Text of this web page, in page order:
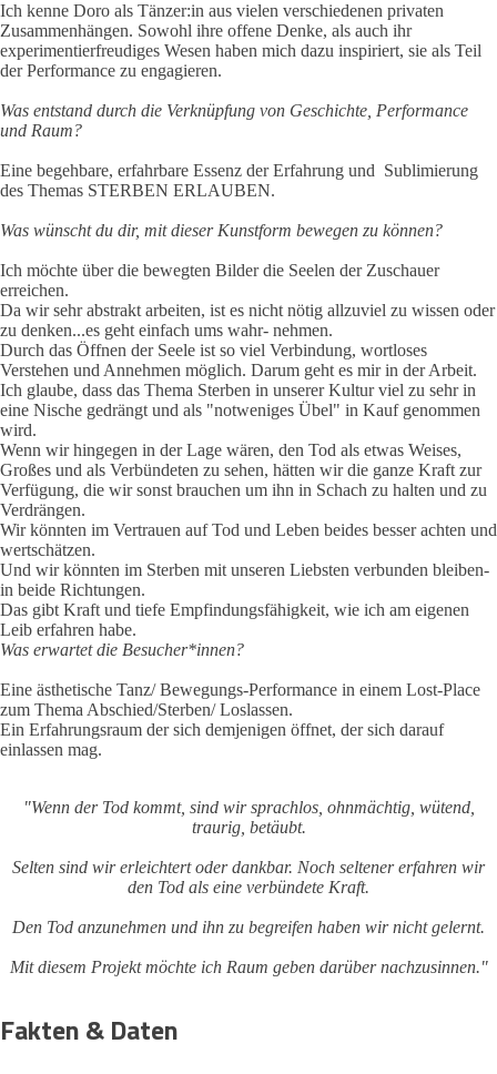
Ich kenne Doro als Tänzer:in aus vielen verschiedenen privaten
Zusammenhängen. Sowohl ihre offene Denke, als auch ihr
experimentierfreudiges Wesen haben mich dazu inspiriert, sie als Teil
der Performance zu engagieren.
Was entstand durch die Verknüpfung von Geschichte, Performance
und Raum?
Eine begehbare, erfahrbare Essenz der Erfahrung und Sublimierung
des Themas STERBEN ERLAUBEN.
Was wünscht du dir, mit dieser Kunstform bewegen zu können?
Ich möchte über die bewegten Bilder die Seelen der Zuschauer
erreichen.
Da wir sehr abstrakt arbeiten, ist es nicht nötig allzuviel zu wissen oder
zu denken...es geht einfach ums wahr- nehmen.
Durch das Öffnen der Seele ist so viel Verbindung, wortloses
Verstehen und Annehmen möglich. Darum geht es mir in der Arbeit.
Ich glaube, dass das Thema Sterben in unserer Kultur viel zu sehr in
eine Nische gedrängt und als "notweniges Übel" in Kauf genommen
wird.
Wenn wir hingegen in der Lage wären, den Tod als etwas Weises,
Großes und als Verbündeten zu sehen, hätten wir die ganze Kraft zur
Verfügung, die wir sonst brauchen um ihn in Schach zu halten und zu
Verdrängen.
Wir könnten im Vertrauen auf Tod und Leben beides besser achten und
wertschätzen.
Und wir könnten im Sterben mit unseren Liebsten verbunden bleiben-
in beide Richtungen.
Das gibt Kraft und tiefe Empfindungsfähigkeit, wie ich am eigenen
Leib erfahren habe.
Was erwartet die Besucher*innen?
Eine ästhetische Tanz/ Bewegungs-Performance in einem Lost-Place
zum Thema Abschied/Sterben/ Loslassen.
Ein Erfahrungsraum der sich demjenigen öffnet, der sich darauf
einlassen mag.
"Wenn der Tod kommt, sind wir sprachlos, ohnmächtig, wütend,
traurig, betäubt.
Selten sind wir erleichtert oder dankbar. Noch seltener erfahren wir
den Tod als eine verbündete Kraft.
Den Tod anzunehmen und ihn zu begreifen haben wir nicht gelernt.
Mit diesem Projekt möchte ich Raum geben darüber nachzusinnen."
Fakten & Daten